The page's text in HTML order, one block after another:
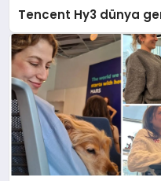
Tencent Hy3 dünya